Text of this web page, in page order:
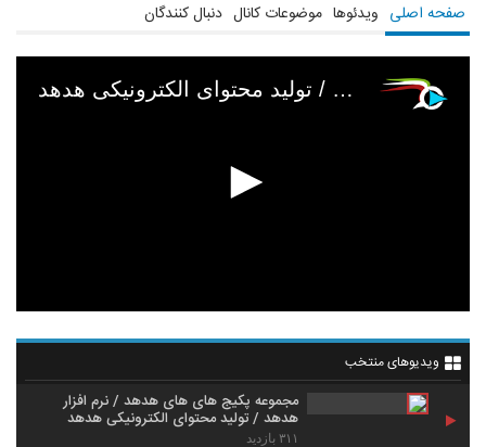
صفحه اصلی ویدئوها موضوعات کانال دنبال کنندگان
مجموعه پکیج های های هدهد / نرم افزار هدهد / تولید محتوای الکترونیکی هدهد
ویدیوهای منتخب
مجموعه پکیج های های هدهد / نرم افزار
هدهد / تولید محتوای الکترونیکی هدهد
۳۱۱ بازدید